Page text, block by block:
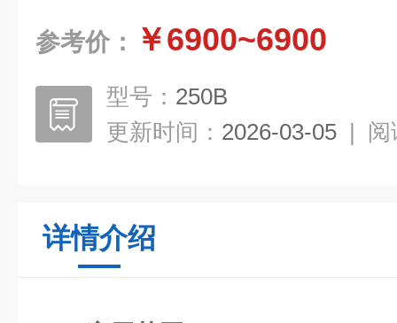
参考价： ￥6900~6900
型号： 250B
更新时间： 2026-03-05 | 阅
详情介绍